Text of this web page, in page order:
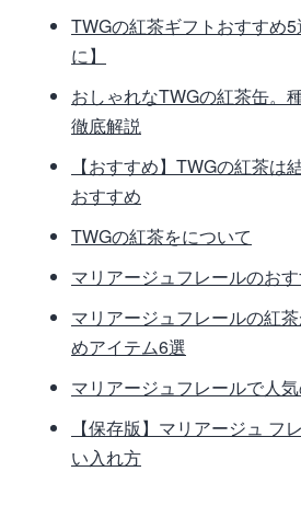
TWGの紅茶ギフトおすすめ
に】
おしゃれなTWGの紅茶缶。
徹底解説
【おすすめ】TWGの紅茶は
おすすめ
TWGの紅茶をについて
マリアージュフレールのお
マリアージュフレールの紅
めアイテム6選
マリアージュフレールで人
【保存版】マリアージュ フ
い入れ方